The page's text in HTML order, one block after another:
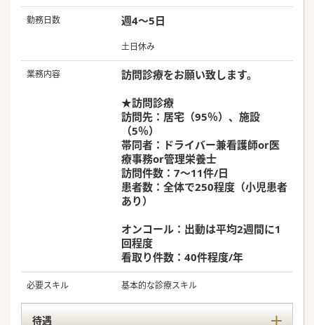
勤務日数 週4～5日
土日休み
業務内容
訪問診療をお願い致します。
★訪問診療
訪問先：居宅（95％）、施設
（5％）
帯同者：ドライバー兼看護師or医
療事務or管理栄養士
訪問件数：7～11件/日
患者数：全体で250程度（小児患者
あり）
オンコール：出動は平均2週間に1
回程度
看取り件数：40件程度/年
必要スキル 基本的な診療スキル
待遇